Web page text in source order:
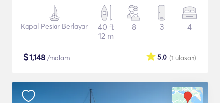
Kapal Pesiar Berlayar
40 ft
12 m
8 3 4
$1,148 /malam (1 ulasan)
5.0